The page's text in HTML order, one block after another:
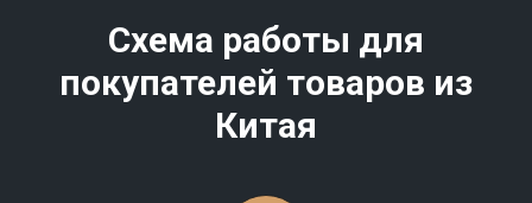
Схема работы для
покупателей товаров из
Китая